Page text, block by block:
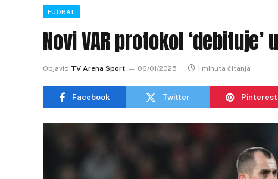
FUDBAL
Novi VAR protokol
Objavio TV Arena Sport 06/01/2025 1 minuta čitanja
Facebook Twitter Pinterest